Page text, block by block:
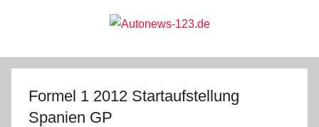
Autonews-
123.de
Formel 1 2012 Startaufstellung
Spanien GP